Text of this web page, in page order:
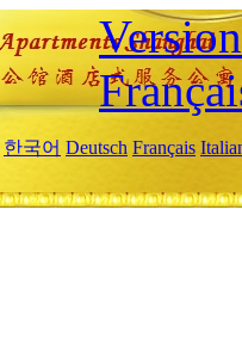
한국어 Deutsch Français